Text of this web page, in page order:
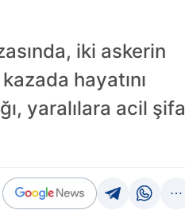
iki askerin
hayatını
yaralılara acil şifa